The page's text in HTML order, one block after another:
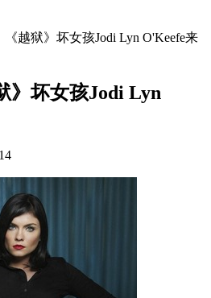
《越狱》坏女孩Jodi Lyn O'Keefe来
》坏女孩Jodi Lyn